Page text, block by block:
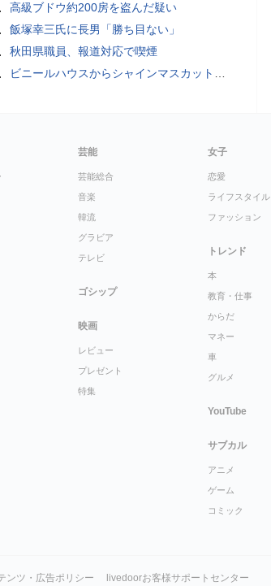
高級ブドウ約200房を盗んだ疑い
飯塚幸三氏に長男「勝ち目ない」
秋田県職員、報道対応で喫煙
ビニールハウスからシャインマスカット約200房を盗んだ疑い ネットで販売か 無職の男（42）逮捕 岡山県警
芸能
芸能総合
音楽
韓流
グラビア
テレビ
ゴシップ
映画
レビュー
プレゼント
特集
女子
恋愛
ライフスタイル
ファッション
トレンド
本
教育・仕事
からだ
マネー
車
グルメ
YouTube
サブカル
アニメ
ゲーム
コミック
ンツ・広告ポリシー livedoorお客様サポートセンター